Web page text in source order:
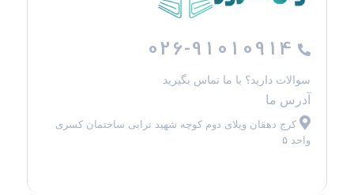
026-91010914
سوالات دارید؟ با ما تماس بگیرید
آدرس ما
کرج دهقان ویلای دوم کوچه شهید ترابی ساختمان کسری
واحد ۵